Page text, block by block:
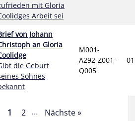
mit Gloria
Arbeit sei
von Johann
an Gloria
die Geburt
Sohnes
M001-
A292-Z001-
Q005
1 2 … Nächste »